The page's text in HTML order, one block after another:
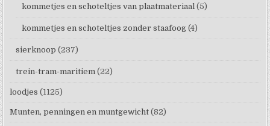
kommetjes en schoteltjes van plaatmateriaal (5)
kommetjes en schoteltjes zonder staafoog (4)
sierknoop (237)
trein-tram-maritiem (22)
loodjes (1125)
Munten, penningen en muntgewicht (82)